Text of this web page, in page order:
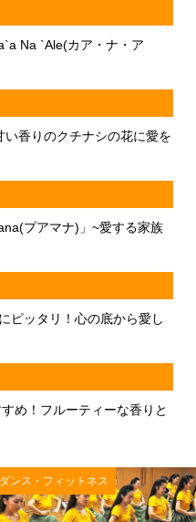
Na `Ale(カア・ナ・ア
い香りのクチナシの花に愛を
プアマナ)」~愛する家族
ピッタリ！心の底から愛し
め！フルーティーな香りと
ダンス・フィットネス